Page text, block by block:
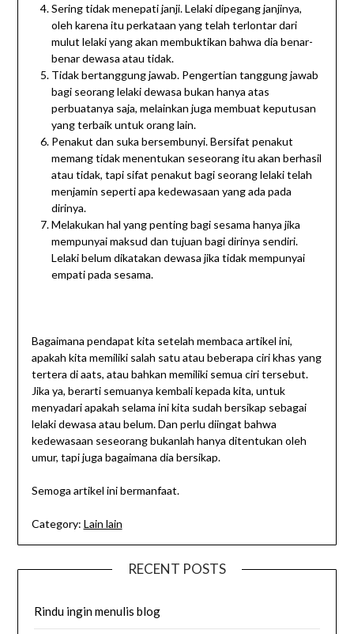
Sering tidak menepati janji. Lelaki dipegang janjinya,
oleh karena itu perkataan yang telah terlontar dari
mulut lelaki yang akan membuktikan bahwa dia benar-
benar dewasa atau tidak.
Tidak bertanggung jawab. Pengertian tanggung jawab
bagi seorang lelaki dewasa bukan hanya atas
perbuatanya saja, melainkan juga membuat keputusan
yang terbaik untuk orang lain.
Penakut dan suka bersembunyi. Bersifat penakut
memang tidak menentukan seseorang itu akan berhasil
atau tidak, tapi sifat penakut bagi seorang lelaki telah
menjamin seperti apa kedewasaan yang ada pada
dirinya.
Melakukan hal yang penting bagi sesama hanya jika
mempunyai maksud dan tujuan bagi dirinya sendiri.
Lelaki belum dikatakan dewasa jika tidak mempunyai
empati pada sesama.
Bagaimana pendapat kita setelah membaca artikel ini,
apakah kita memiliki salah satu atau beberapa ciri khas yang
tertera di aats, atau bahkan memiliki semua ciri tersebut.
Jika ya, berarti semuanya kembali kepada kita, untuk
menyadari apakah selama ini kita sudah bersikap sebagai
lelaki dewasa atau belum. Dan perlu diingat bahwa
kedewasaan seseorang bukanlah hanya ditentukan oleh
umur, tapi juga bagaimana dia bersikap.
Semoga artikel ini bermanfaat.
Category: Lain lain
RECENT POSTS
Rindu ingin menulis blog